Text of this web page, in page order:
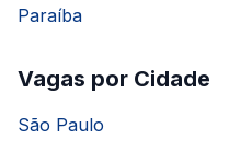
Paraíba
Vagas por Cidade
São Paulo